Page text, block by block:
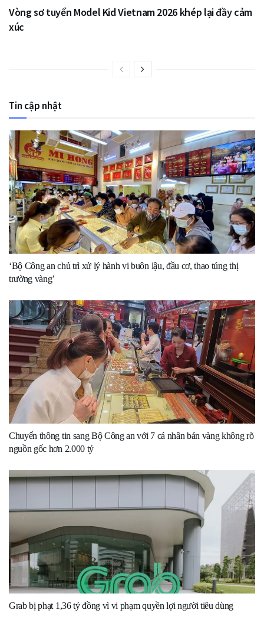
Vòng sơ tuyển Model Kid Vietnam 2026 khép lại đầy cảm
xúc
Tin cập nhật
‘Bộ Công an chủ trì xử lý hành vi buôn lậu, đầu cơ, thao túng thị
trường vàng’
Chuyển thông tin sang Bộ Công an với 7 cá nhân bán vàng không rõ
nguồn gốc hơn 2.000 tỷ
Grab bị phạt 1,36 tỷ đồng vì vi phạm quyền lợi người tiêu dùng